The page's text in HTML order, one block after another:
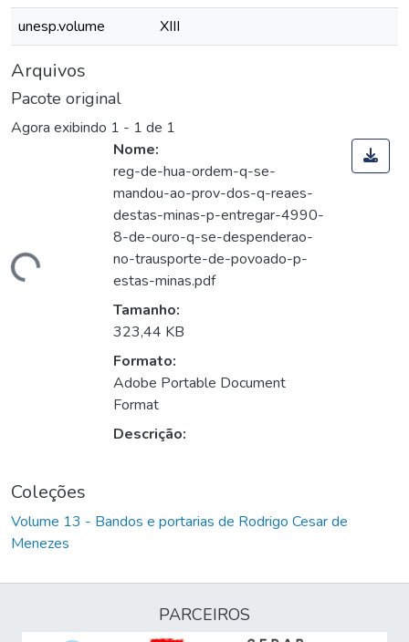
unesp.volume
XIII
Arquivos
Pacote original
Agora exibindo 1 - 1 de 1
Nome:
reg-de-hua-ordem-q-se-
mandou-ao-prov-dos-q-reaes-
destas-minas-p-entregar-4990-
8-de-ouro-q-se-despenderao-
no-trausporte-de-povoado-p-
estas-minas.pdf
Tamanho:
323,44 KB
Formato:
Adobe Portable Document
Format
Descrição:
Coleções
Volume 13 - Bandos e portarias de Rodrigo Cesar de
Menezes
PARCEIROS